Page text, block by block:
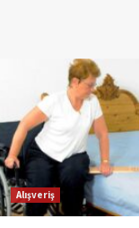
Alışveriş